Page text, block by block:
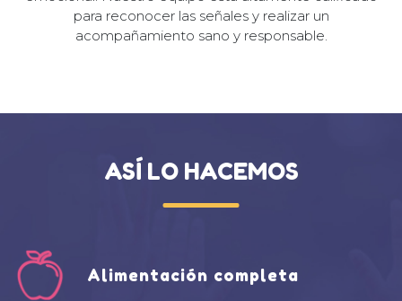
para reconocer las señales y realizar un
acompañamiento sano y responsable.
ASÍ LO HACEMOS
Alimentación completa